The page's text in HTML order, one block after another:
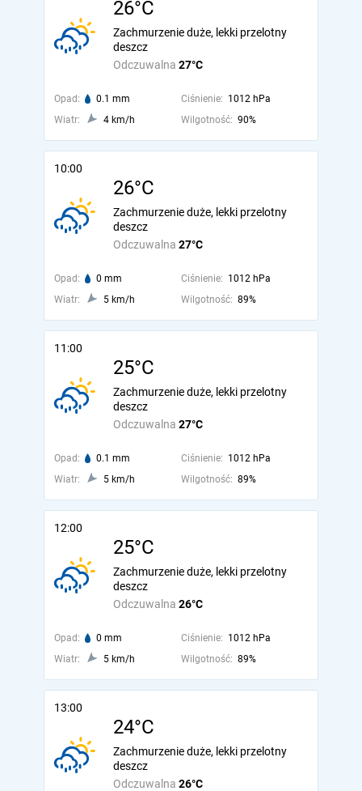
26°C
Odczuwalna 27°C
Zachmurzenie duże, lekki przelotny
deszcz
Opad: 0.1 mm Ciśnienie: 1012 hPa
Wiatr:
4 km/h Wilgotność: 90%
10:00
26°C
Odczuwalna 27°C
Zachmurzenie duże, lekki przelotny
deszcz
Opad: 0 mm Ciśnienie: 1012 hPa
Wiatr:
5 km/h Wilgotność: 89%
11:00
25°C
Odczuwalna 27°C
Zachmurzenie duże, lekki przelotny
deszcz
Opad: 0.1 mm Ciśnienie: 1012 hPa
Wiatr:
5 km/h Wilgotność: 89%
12:00
25°C
Odczuwalna 26°C
Zachmurzenie duże, lekki przelotny
deszcz
Opad: 0 mm Ciśnienie: 1012 hPa
Wiatr:
5 km/h Wilgotność: 89%
13:00
24°C
Odczuwalna 26°C
Zachmurzenie duże, lekki przelotny
deszcz